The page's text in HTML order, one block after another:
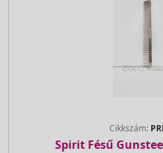
Cikkszám:
Spirit Fésű